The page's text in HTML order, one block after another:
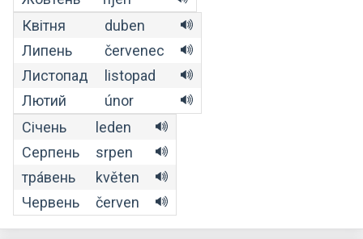
Квітня
duben
Липень
červenec
Листопад
listopad
Лютий
únor
Січень
leden
Серпень
srpen
тра́вень
květen
Червень
červen